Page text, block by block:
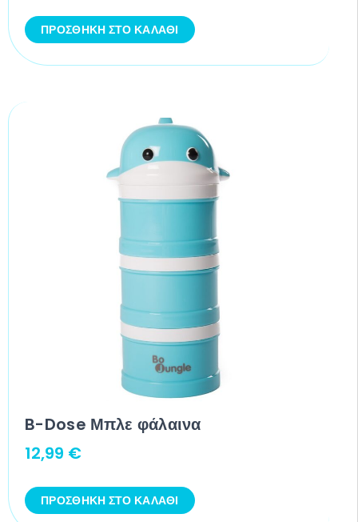
ΠΡΟΣΘΉΚΗ ΣΤΟ ΚΑΛΆΘΙ
B-Dose Μπλε φάλαινα
12,99 €
ΠΡΟΣΘΉΚΗ ΣΤΟ ΚΑΛΆΘΙ